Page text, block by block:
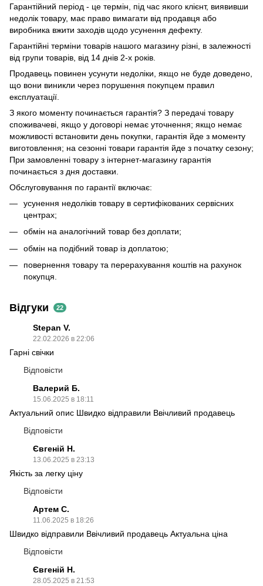
Гарантійний період - це термін, під час якого клієнт, виявивши
недолік товару, має право вимагати від продавця або
виробника вжити заходів щодо усунення дефекту.
Гарантійні терміни товарів нашого магазину різні, в залежності
від групи товарів, від 14 днів 2-х років.
Продавець повинен усунути недоліки, якщо не буде доведено,
що вони виникли через порушення покупцем правил
експлуатації.
З якого моменту починається гарантія? З передачі товару
споживачеві, якщо у договорі немає уточнення; якщо немає
можливості встановити день покупки, гарантія йде з моменту
виготовлення; на сезонні товари гарантія йде з початку сезону;
При замовленні товару з інтернет-магазину гарантія
починається з дня доставки.
Обслуговування по гарантії включає:
усунення недоліків товару в сертифікованих сервісних
центрах;
обмін на аналогічний товар без доплати;
обмін на подібний товар із доплатою;
повернення товару та перерахування коштів на рахунок
покупця.
Відгуки 22
Stepan V.
22.02.2026 в 22:06
Гарні свічки
Відповісти
Валерий Б.
15.06.2025 в 18:11
Актуальний опис Швидко відправили Ввічливий продавець
Відповісти
Євгеній Н.
13.06.2025 в 23:13
Якість за легку ціну
Відповісти
Артем С.
11.06.2025 в 18:26
Швидко відправили Ввічливий продавець Актуальна ціна
Відповісти
Євгеній Н.
28.05.2025 в 21:53